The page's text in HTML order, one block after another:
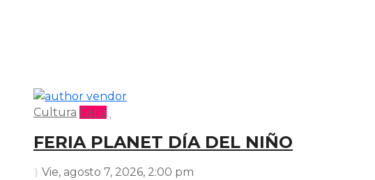
Cultura Feria
FERIA PLANET DÍA DEL NIÑO
Vie, agosto 7, 2026, 2:00 pm